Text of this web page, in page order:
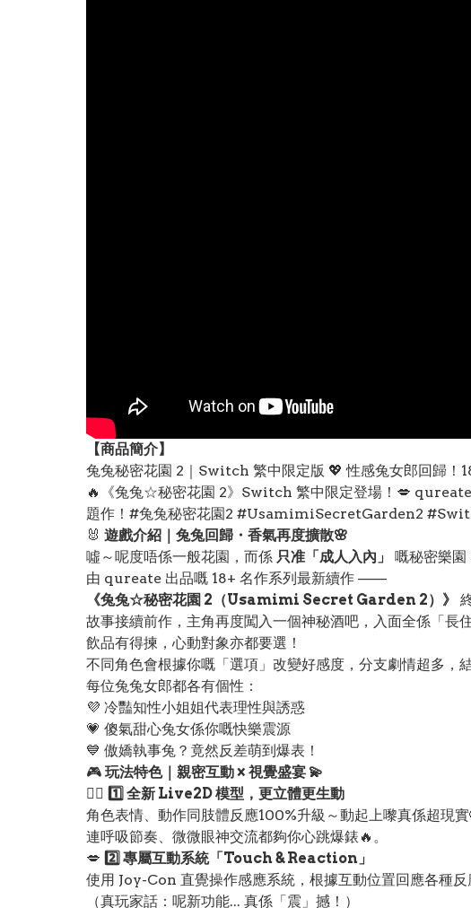
【商品簡介】
兔兔秘密花園 2｜Switch 繁中限定版 💖 性感兔女郎回歸！
🔥《兔兔☆秘密花園 2》Switch 繁中限定登場！💋 qureate
題作！#兔兔秘密花園2 #UsamimiSecretGarden2
🐰 遊戲介紹｜兔兔回歸・香氣再度擴散🌸
噓～呢度唔係一般花園，而係 只准「成人入內」
嘅秘密樂園
由 qureate 出品嘅 18+ 名作系列最新續作 ——
《兔兔☆秘密花園 2（Usamimi Secret Garden 2）》
故事接續前作，主角再度闖入一個神秘酒吧，入面全係「長
飲品有得揀，心動對象亦都要選！
不同角色會根據你嘅「選項」改變好感度，分支劇情超多，
每位兔兔女郎都各有個性：
💜 冷豔知性小姐姐代表理性與誘惑
💗 傻氣甜心兔女係你嘅快樂震源
💙 傲嬌執事兔？竟然反差萌到爆表！
🎮 玩法特色｜親密互動 × 視覺盛宴 💫
❤️‍🔥 1️⃣ 全新 Live2D 模型，更立體更生動
角色表情、動作同肢體反應100%升級～動起上嚟真係超現實
連呼吸節奏、微微眼神交流都夠你心跳爆錶🔥。
💋 2️⃣ 專屬互動系統「Touch & Reaction」
使用 Joy-Con 直覺操作感應系統，根據互動位置回應各種反
（真玩家話：呢新功能... 真係「震」撼！）